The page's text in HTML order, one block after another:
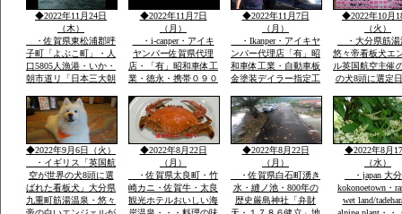
がつる・九州最高所天
然温泉法華院
載
堂も・国立公園ラムサ
ール湿原内
インターバス停
す
◆2022年11月24日
（木）
・佐賀県東松浦郡呼
子町「よぶこ町」・人
口5805人漁港・いか・
朝市道リ「日本三大朝
よ映画寅次郎子守歌撮
影場所・綱引き・近く
に名護屋城・豊臣秀
吉・１００名城選定・
柱状節理玄武岩
◆2022年11月7日
（月）
・i-canper・アイキ
ヤンパー佐賀県代理
店・「有」昭和車体工
業・徳永・携帯０９０
８・展示場に軽・普・
大型車にキヤンパー商
品実装展示アルミハシ
ゴで登り見て・広さ寝
てみてOK
◆2022年11月7日
（月）
・Ikanper・アイキヤ
ンパー代理店「有」昭
和車体工業・自動車板
金塗装デイラー指定工
普・大型車実車・テン
ト実商品大展示展示場
有・説明等あれば?携
帯090-2086-2858・徳
永
◆2022年10月
（火）
・大分県筋湯
悠々帝看板犬エ
ル英国航空主催
の犬8頭に選定
選定・日本政府
ロンドン事務所
で通知・日本語
世界の8頭が大
誕生です
◆2022年9月6日（火）
・イギリス「英国航
空が世界の犬8頭に選
ばれた看板犬」大分県
九重町筋湯温泉・悠々
◆2022年8月22日
（月）
・佐賀県太良町・竹
崎カニ・佐賀牛・太良
観光ホテルおいしい海
◆2022年8月22日
（月）
・佐賀県白石町湧き
水・縫ノ池・800年の
歴史厳島神社「弁財
◆2022年8月
（水）
・japan 大
kokonoetown・
wet land/